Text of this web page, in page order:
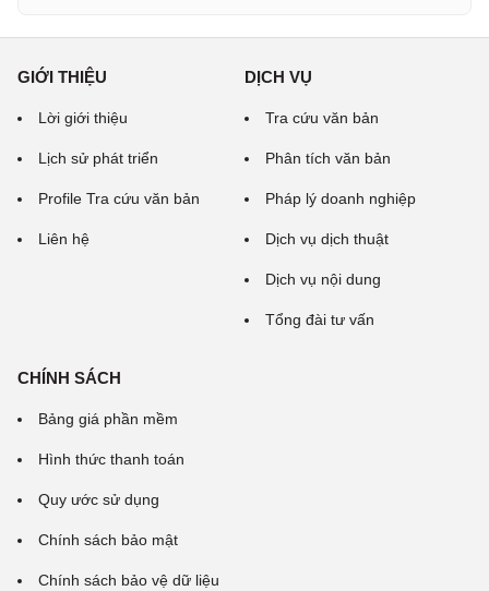
GIỚI THIỆU
Lời giới thiệu
Lịch sử phát triển
Profile Tra cứu văn bản
Liên hệ
DỊCH VỤ
Tra cứu văn bản
Phân tích văn bản
Pháp lý doanh nghiệp
Dịch vụ dịch thuật
Dịch vụ nội dung
Tổng đài tư vấn
CHÍNH SÁCH
Bảng giá phần mềm
Hình thức thanh toán
Quy ước sử dụng
Chính sách bảo mật
Chính sách bảo vệ dữ liệu